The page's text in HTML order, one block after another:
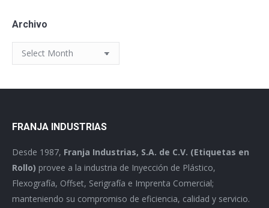
Archivo
Archivo
FRANJA INDUSTRIAS
Desde 1987, Franja Industrias, S.A. de C.V. (Etiquetas en
Rollo) provee a la industria de Inyección de Plástico,
Flexografía, Offset, Serigrafía e Imprenta Comercial;
manteniendo su compromiso de eficiencia, calidad y servicio.